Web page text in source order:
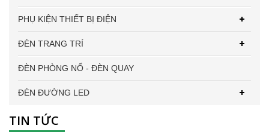
PHỤ KIỆN THIẾT BỊ ĐIỆN
ĐÈN TRANG TRÍ
ĐÈN PHÒNG NỔ - ĐÈN QUAY
ĐÈN ĐƯỜNG LED
TIN TỨC